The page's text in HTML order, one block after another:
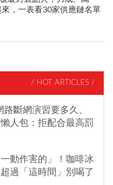
，一表看30家供應鏈名單
/ HOT ARTICLES /
斷網演習要多久、
人包：拒配合最高罰
動作害的」！咖啡冰
過「這時間」別喝了